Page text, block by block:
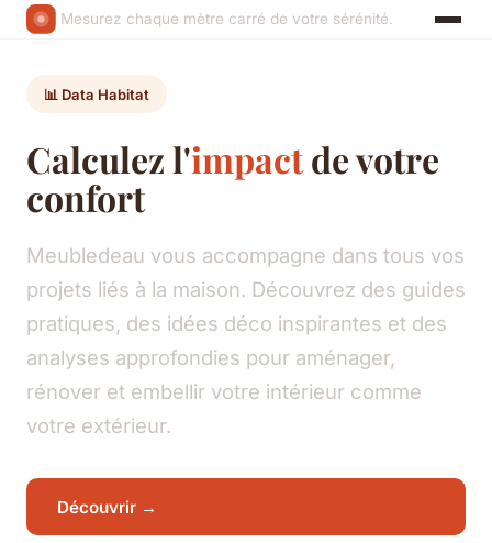
Mesurez chaque mètre carré de votre sérénité.
📊 Data Habitat
Calculez l'impactde votre
confort
Meubledeau vous accompagne dans tous vos
projets liés à la maison. Découvrez des guides
pratiques, des idées déco inspirantes et des
analyses approfondies pour aménager,
rénover et embellir votre intérieur comme
votre extérieur.
Découvrir →